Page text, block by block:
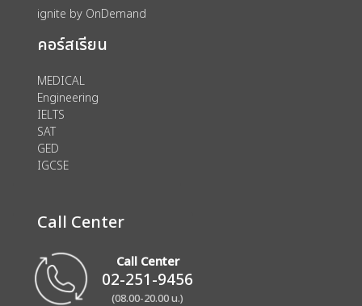
ignite by OnDemand
คอร์สเรียน
MEDICAL
Engineering
IELTS
SAT
GED
IGCSE
Call Center
Call Center
02-251-9456
(08.00-20.00 น.)